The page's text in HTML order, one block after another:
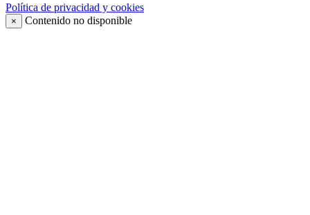
Política de privacidad y cookies
× Contenido no disponible